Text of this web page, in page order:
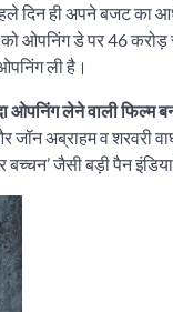
दिन ही अपने बजट का
को ओपनिंग डे पर 46
ली है।
ओपनिंग लेने वाली फिल्म
अब्राहम व शरवरी
बच्चन’ जैसी बड़ी पैन